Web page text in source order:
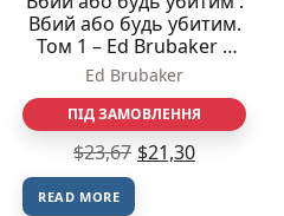
Вбий або будь убитим.
Том 1 – Ed Brubaker –
KILL OR BE KILLED –
Ed Brubaker
ПІД ЗАМОВЛЕННЯ
$23,67 $21,30
READ MORE